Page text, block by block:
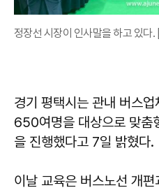
정장선 시장이 인사말을 하고 있다
경기 평택시는 관내 버스
650여명을 대상으로 맞춤
을 진행했다고 7일 밝혔다.
이날 교육은 버스노선 개